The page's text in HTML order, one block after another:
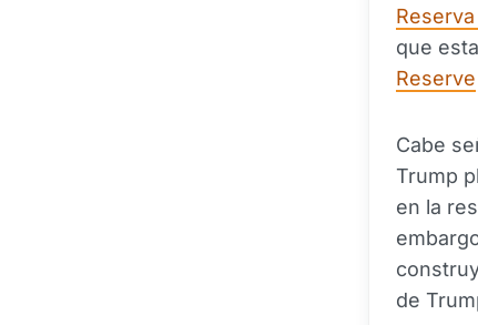
que
Reserve
Cabe
Trump
en la
de